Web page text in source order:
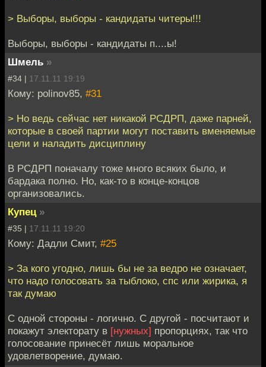
> Выборы, выборы - кандидаты читеры!!!
Выборы, выборы - кандидаты п....ы!
Шмель »
#34 | 17.11.11 19:19
Кому: polinov85, #31
> Но ведь сейчас нет никакой РСДРП, даже парней,
которые в своей партии могут поставить вменяемые
цели и наладить дисциплину
В РСДРП поначалу тоже много всяких было, и
бардака полно. Но, как-то в конце-концов
организовались.
Купец »
#35 | 17.11.11 19:20
Кому: Дадли Смит, #25
> За кого угодно, лишь бы не за ведро не означает,
что надо голосовать за тыблоко, спс или жирика, я
так думаю
С одной стороны - логично. С другой - посчитают и
покажут электорату в [нужных] пропорциях, так что
голосование принесёт лишь моральное
удовлетворение, думаю.